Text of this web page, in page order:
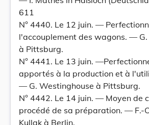
611
N° 4440. Le 12 juin. —
l'accouplement des wagons. —
à Pittsburg.
N° 4441. Le 13 juin.
apportés à la production et à
— G. Westinghouse à Pittsburg.
N° 4442. Le 14 juin. — Moyen de
procédé de sa préparation. — F.-
Kullak à Berlin.